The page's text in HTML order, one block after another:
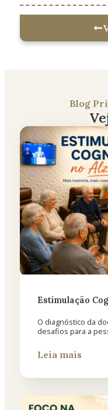
Blog
Estimulação
O diagnóstico da
desafios para a
Leia mais